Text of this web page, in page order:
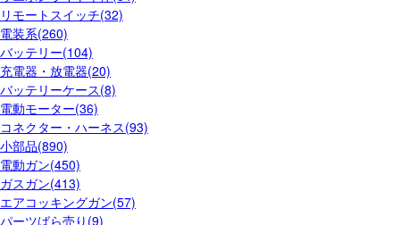
リモートスイッチ(32)
電装系(260)
バッテリー(104)
充電器・放電器(20)
バッテリーケース(8)
電動モーター(36)
コネクター・ハーネス(93)
小部品(890)
電動ガン(450)
ガスガン(413)
エアコッキングガン(57)
パーツばら売り(9)